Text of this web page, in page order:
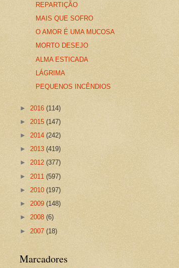
REPARTIÇÃO
MAIS QUE SOFRO
O AMOR É UMA MUCOSA
MORTO DESEJO
ALMA ESTICADA
LÁGRIMA
PEQUENOS INCÊNDIOS
► 2016 (114)
► 2015 (147)
► 2014 (242)
► 2013 (419)
► 2012 (377)
► 2011 (597)
► 2010 (197)
► 2009 (148)
► 2008 (6)
► 2007 (18)
Marcadores